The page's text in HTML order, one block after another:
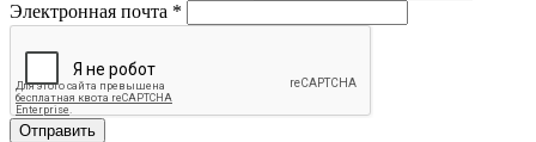
Электронная почта *
Отправить